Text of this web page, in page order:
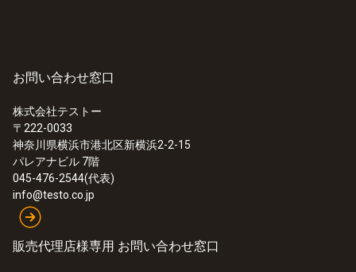
お問い合わせ窓口
株式会社テストー
〒222-0033
神奈川県横浜市港北区新横浜2-2-15
パレアナビル 7階
045-476-2544(代表)
info@testo.co.jp
販売代理店様専用 お問い合わせ窓口